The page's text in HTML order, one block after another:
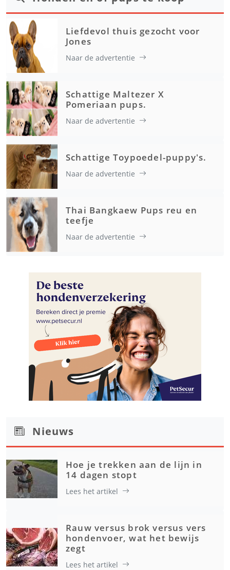
Liefdevol thuis gezocht voor
Jones
Naar de advertentie
Schattige Maltezer X
Pomeriaan pups.
Naar de advertentie
Schattige Toypoedel-puppy's.
Naar de advertentie
Thai Bangkaew Pups reu en
teefje
Naar de advertentie
Nieuws
Hoe je trekken aan de lijn in
14 dagen stopt
Lees het artikel
Rauw versus brok versus vers
hondenvoer, wat het bewijs
zegt
Lees het artikel